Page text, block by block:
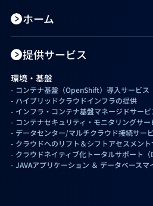
ホーム
提供サービス
環境・基盤
コンテナ基盤（OpenShift）導入サービス
ハイブリッドクラウドインフラの提供
インフラ・コンテナ基盤マネージドサービ
コンテナセキュリティ・モニタリングサー
データセンター/マルチクラウド接続サー
クラウドへのリフト＆シフトアセスメント
クラウドネイティブ化トータルサポート（
JAVAアプリケーション ＆ データベースマ